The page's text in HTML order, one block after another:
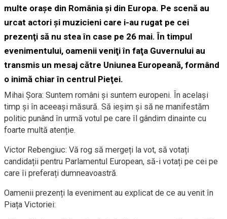
multe oraşe din România şi din Europa. Pe scenă au
urcat actori şi muzicieni care i-au rugat pe cei
prezenţi să nu stea în case pe 26 mai. În timpul
evenimentului, oamenii veniţi în faţa Guvernului au
transmis un mesaj către Uniunea Europeană, formând
o inimă chiar în centrul Pieţei.
Mihai Șora: Suntem români și suntem europeni. În același
timp și în aceeași măsură. Să ieșim și să ne manifestăm
politic punând în urmă votul pe care îl gândim dinainte cu
foarte multă atenție.
Victor Rebengiuc: Vă rog să mergeți la vot, să votați
candidații pentru Parlamentul European, să-i votați pe cei pe
care îi preferați dumneavoastră.
Oamenii prezenți la eveniment au explicat de ce au venit în
Piața Victoriei: